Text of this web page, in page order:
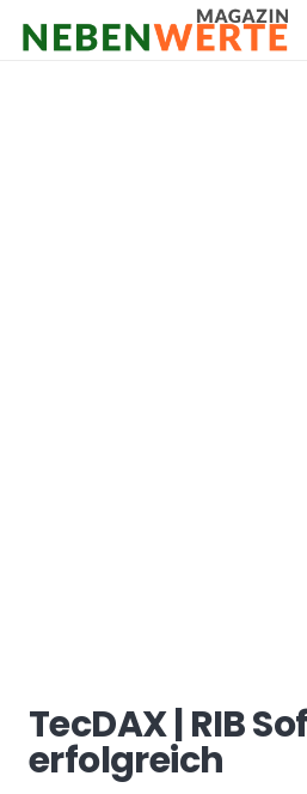
TecDAX | RIB
erfolgreich